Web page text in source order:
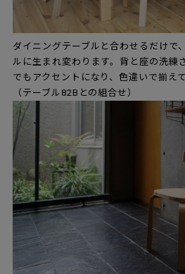
ダイニングテーブルと合わせるだけで
ルに生まれ変わります。背と座の洗練
でもアクセントになり、色違いで揃え
（テーブル82Bとの組合せ）